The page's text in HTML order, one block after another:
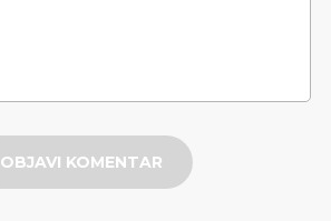
OBJAVI KOMENTAR